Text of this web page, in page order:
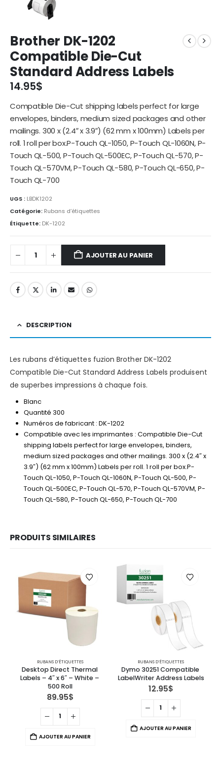
Brother DK-1202
Compatible Die-Cut
Standard Address Labels
14.95$
Compatible Die-Cut shipping labels perfect for large
envelopes, binders, medium sized packages and other
mailings. 300 x (2.4″ x 3.9″) (62 mm x 100mm) Labels per
roll. 1 roll per box.P-Touch QL-1050, P-Touch QL-1060N, P-
Touch QL-500, P-Touch QL-500EC, P-Touch QL-570, P-
Touch QL-570VM, P-Touch QL-580, P-Touch QL-650, P-
Touch QL-700
UGS : LBDK1202
Catégorie: Rubans d’étiquettes
Étiquette: DK-1202
AJOUTER AU PANIER
DESCRIPTION
Les rubans d’étiquettes fuzion Brother DK-1202
Compatible Die-Cut Standard Address Labels produisent
de superbes impressions à chaque fois.
Blanc
Quantité 300
Numéros de fabricant : DK-1202
Compatible avec les imprimantes : Compatible Die-Cut
shipping labels perfect for large envelopes, binders,
medium sized packages and other mailings. 300 x (2.4″ x
3.9″) (62 mm x 100mm) Labels per roll. 1 roll per box.P-
Touch QL-1050, P-Touch QL-1060N, P-Touch QL-500, P-
Touch QL-500EC, P-Touch QL-570, P-Touch QL-570VM, P-
Touch QL-580, P-Touch QL-650, P-Touch QL-700
PRODUITS SIMILAIRES
RUBANS D’ÉTIQUETTES
Desktop Direct Thermal
Labels – 4″ x 6″ – White –
500 Roll
89.95$
AJOUTER AU PANIER
RUBANS D’ÉTIQUETTES
Dymo 30251 Compatible
LabelWriter Address Labels
12.95$
AJOUTER AU PANIER